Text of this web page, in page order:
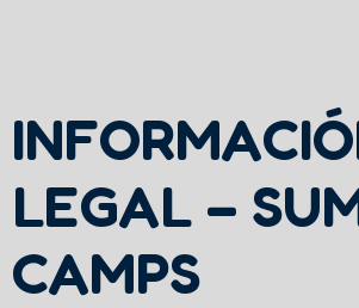
LEGAL –
CAMPS